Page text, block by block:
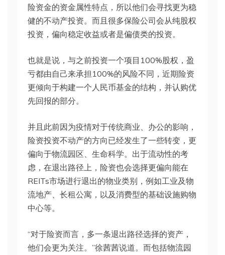
险资金的资金属性特点，所以他们会寻找更为稳
健的不动产投资。而且很多保险公司会从纯股权
投资，偏向稳定收益或者是偏债类的投资。
也就是说，与之前投资一个项目100%股权，盈
亏都由自己来承担100%的风险不同，近期险资
更倾向于构建一个人民币基金的结构，并认购优
先回报的部分。
并且此前因为疫情对于传统商业、办公的影响，
险资投资不动产的方向已经发生了一些转变，更
偏向于物流园区、生命科学。出于流动性的考
虑，在退出路径上，险资也会选择更偏向能在
REITs市场进行退出的物业类别，例如工业及物
流地产、长租公寓，以及消费型的基础设施购物
中心等。
“对于险资而言，多一条退出路径选择的资产，
他们会更为关注。”徐茜茜说道。而包括物流园